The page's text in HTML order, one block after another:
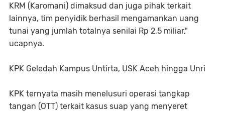
KRM (Karomani) dimaksud dan juga pihak terkait
lainnya, tim penyidik berhasil mengamankan uang
tunai yang jumlah totalnya senilai Rp 2,5 miliar,"
ucapnya.
KPK Geledah Kampus Untirta, USK Aceh hingga Unri
KPK ternyata masih menelusuri operasi tangkap
tangan (OTT) terkait kasus suap yang menyeret